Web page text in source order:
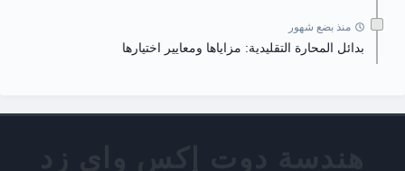
منذ بضع شهور
بدائل المحارة التقليدية: مزاياها ومعايير اختيارها